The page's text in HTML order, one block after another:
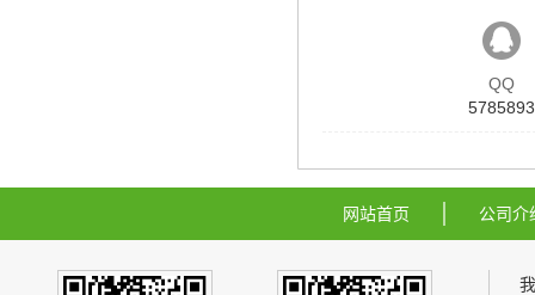
QQ
5785893
网站首页 公司介